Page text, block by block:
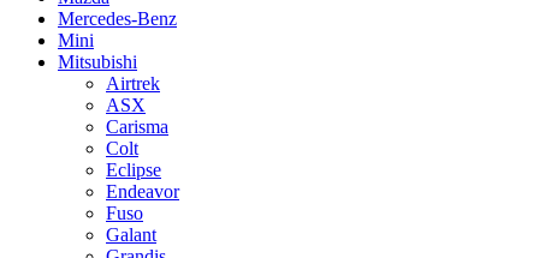
Mercedes-Benz
Mini
Mitsubishi
Airtrek
ASX
Carisma
Colt
Eclipse
Endeavor
Fuso
Galant